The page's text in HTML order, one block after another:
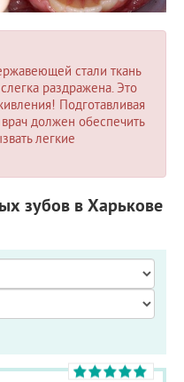
стали ткань
раздражена. Это
Подготавливая
должен обеспечить
легкие
зубов в Харькове